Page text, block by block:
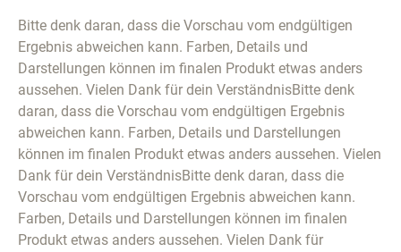
Bitte denk daran, dass die Vorschau vom endgültigen
Ergebnis abweichen kann. Farben, Details und
Darstellungen können im finalen Produkt etwas anders
aussehen. Vielen Dank für dein VerständnisBitte denk
daran, dass die Vorschau vom endgültigen Ergebnis
abweichen kann. Farben, Details und Darstellungen
können im finalen Produkt etwas anders aussehen. Vielen
Dank für dein VerständnisBitte denk daran, dass die
Vorschau vom endgültigen Ergebnis abweichen kann.
Farben, Details und Darstellungen können im finalen
Produkt etwas anders aussehen. Vielen Dank für